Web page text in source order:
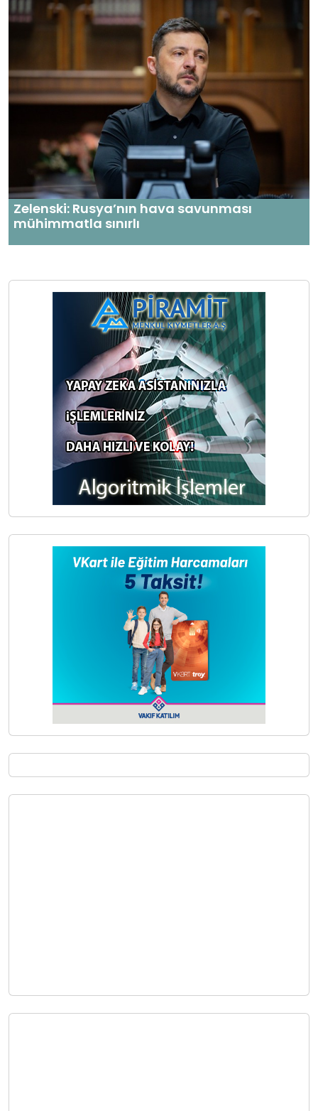
Zelenski: Rusya’nın hava savunması
mühimmatla sınırlı